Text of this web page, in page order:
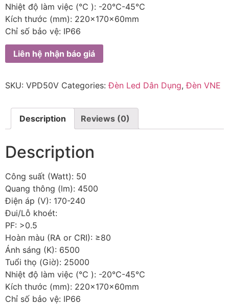
Nhiệt độ làm việc (℃ ): -20℃-45℃
Kích thước (mm): 220x170x60mm
Chỉ số bảo vệ: IP66
Liên hệ nhận báo giá
SKU: VPD50V Categories:Đèn Led Dân Dụng,Đèn VNE
Description Reviews (0)
Description
Công suất (Watt): 50
Quang thông (lm): 4500
Điện áp (V): 170-240
Đui/Lỗ khoét:
PF: >0.5
Hoàn màu (RA or CRI): ≥80
Ánh sáng (K): 6500
Tuổi thọ (Giờ): 25000
Nhiệt độ làm việc (℃ ): -20℃-45℃
Kích thước (mm): 220x170x60mm
Chỉ số bảo vệ: IP66